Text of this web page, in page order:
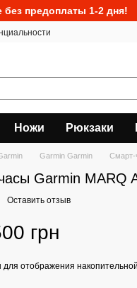
без предоплаты 1-2 дня!
Ножи Рюкзаки
Garmin Garmin Смарт-
Garmin MARQ
Оставить отзыв
грн
для отображения